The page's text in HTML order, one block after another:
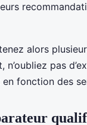
alors
pas
fonction des